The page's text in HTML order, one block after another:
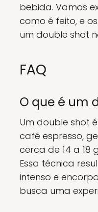
bebida. Vamos
como é feito, e
um double shot
FAQ
O que é um
Um double shot
café espresso,
cerca de 14 a
Essa técnica
intenso e
busca uma